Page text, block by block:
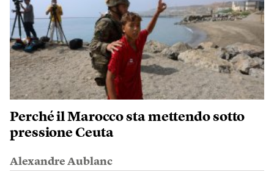
Perché il Marocco sta mettendo sotto
pressione Ceuta
Alexandre Aublanc